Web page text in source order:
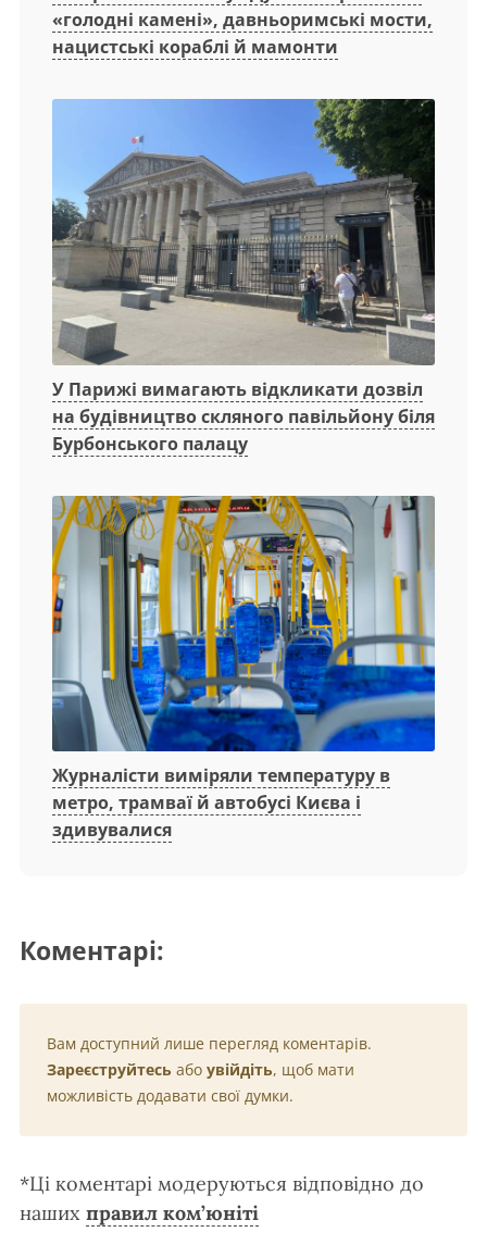
«голодні камені», давньоримські мости,
нацистські кораблі й мамонти
У Парижі вимагають відкликати дозвіл
на будівництво скляного павільйону біля
Бурбонського палацу
Журналісти виміряли температуру в
метро, трамваї й автобусі Києва і
здивувалися
Коментарі:
Вам доступний лише перегляд коментарів.
Зареєструйтесь або увійдіть, щоб мати
можливість додавати свої думки.
*Ці коментарі модеруються відповідно до
наших правил ком’юніті